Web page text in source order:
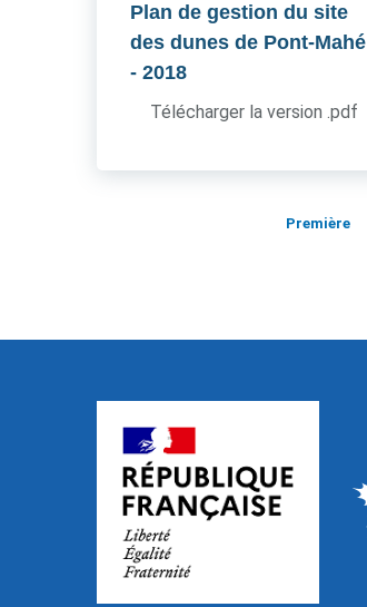
Plan de gestion du site
des dunes de Pont-Mahé
- 2018
Télécharger la version .pdf
Première